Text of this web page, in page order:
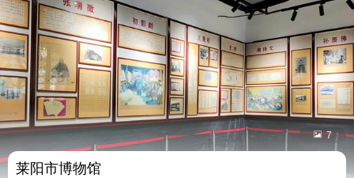
 7
莱阳市博物馆
